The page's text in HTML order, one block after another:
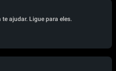
ajudar. Ligue para eles.